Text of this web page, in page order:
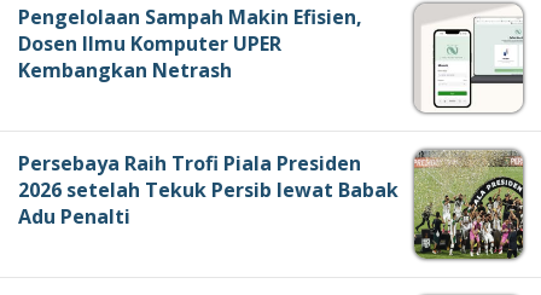
Pengelolaan Sampah Makin Efisien,
Dosen Ilmu Komputer UPER
Kembangkan Netrash
Persebaya Raih Trofi Piala Presiden
2026 setelah Tekuk Persib lewat Babak
Adu Penalti